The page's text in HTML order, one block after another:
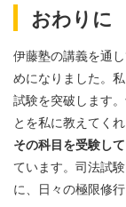
おわりに
伊藤塾の講義を通
めになりました。
試験を突破します
とを私に教えてくれ
その科目を受験し
ています。司法試
に、日々の極限修